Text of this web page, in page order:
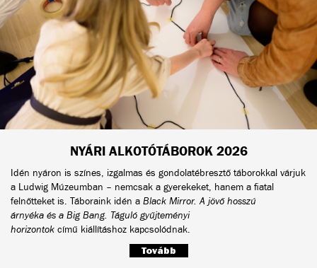
NYÁRI ALKOTÓTÁBOROK 2026
Idén nyáron is színes, izgalmas és gondolatébresztő táborokkal várjuk
a Ludwig Múzeumban – nemcsak a gyerekeket, hanem a fiatal
felnőtteket is. Táboraink idén a Black Mirror. A jövő hosszú
árnyéka és a Big Bang. Táguló gyűjteményi
horizontok című kiállításhoz kapcsolódnak.
Tovább